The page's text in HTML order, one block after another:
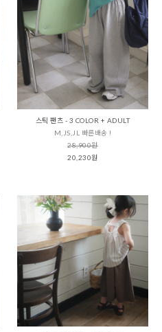
스틱 팬츠 - 3 COLOR + ADULT
M,JS,JL 빠른배송 !
28,900원
20,230원